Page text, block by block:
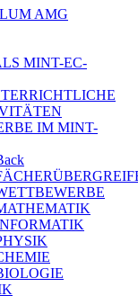
AMG
MINT-EC-
IM MINT-